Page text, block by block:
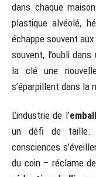
dans chaque
plastique alvéolé,
échappe souvent
souvent, l’oubli
la clé une
s’éparpillent dans la
L’industrie de l’
un défi de taille.
consciences
du coin – réclame